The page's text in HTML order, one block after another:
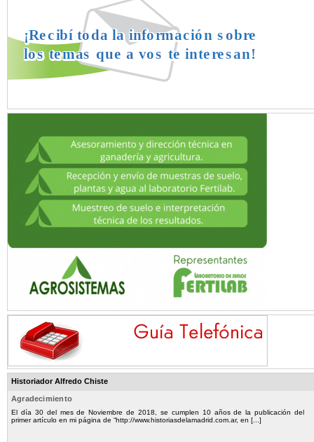
Historiador Alfredo Chiste
Agradecimiento
El día 30 del mes de Noviembre de 2018, se cumplen 10 años de la publicación del
primer artículo en mi página de “http://www.historiasdelamadrid.com.ar, en [...]